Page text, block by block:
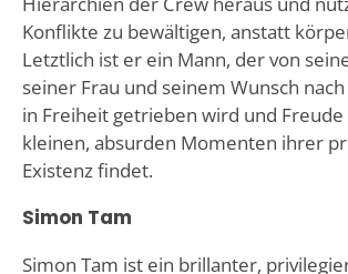
Konflikte zu bewältigen, anstatt
Letztlich ist er ein Mann, der von
seiner Frau und seinem Wunsch
in Freiheit getrieben wird und Freude
kleinen, absurden Momenten ihrer
Existenz findet.
Simon Tam
Simon Tam ist ein brillanter,